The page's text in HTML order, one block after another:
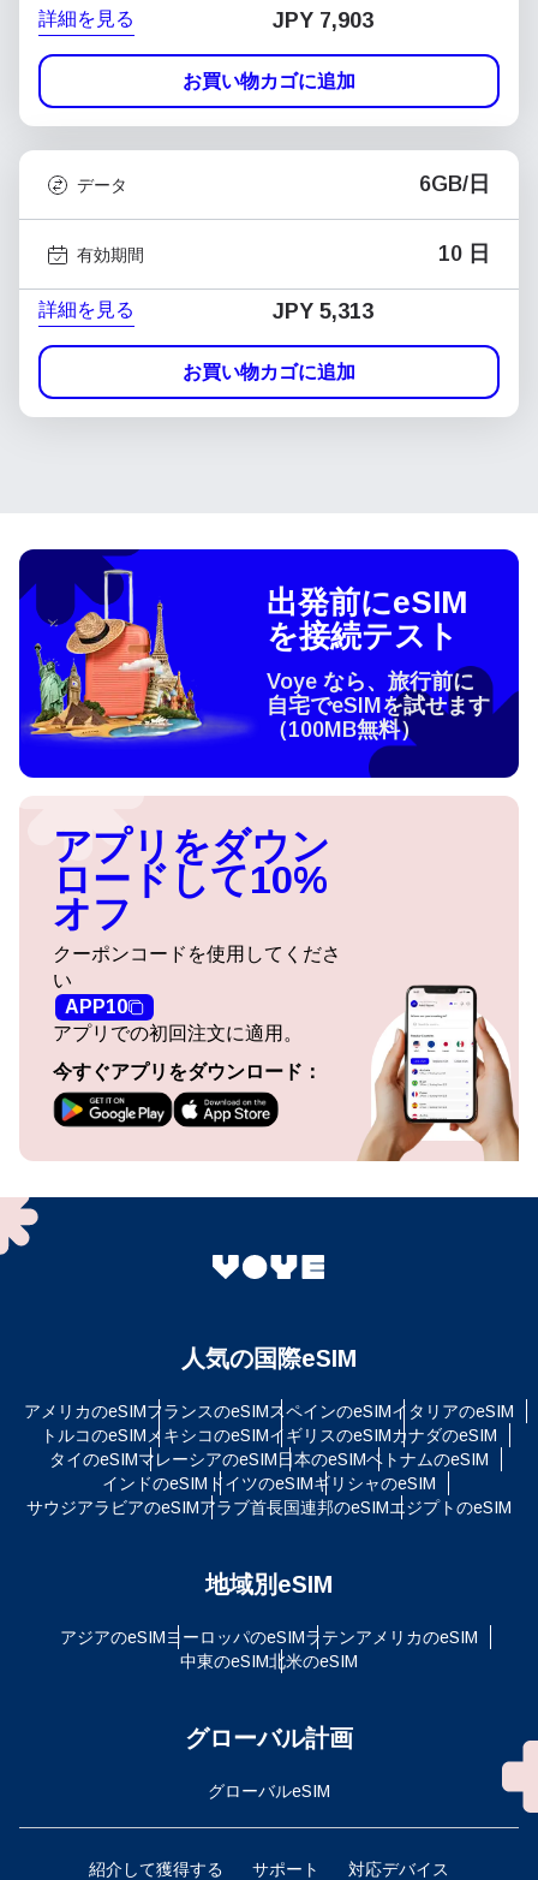
詳細を見る JPY 7,903
お買い物カゴに追加
データ 6GB/日
有効期間 10 日
詳細を見る JPY 5,313
お買い物カゴに追加
出発前にeSIM
を接続テスト
Voye なら、旅行前に
自宅でeSIMを試せます
（100MB無料）
アプリをダウン
ロードして10%
オフ
クーポンコードを使用してくださ
い
APP10
アプリでの初回注文に適用。
今すぐアプリをダウンロード：
人気の国際eSIM
アメリカのeSIMフランスのeSIMスペインのeSIMイタリアのeSIM
トルコのeSIM メキシコのeSIMイギリスのeSIMカナダのeSIM
タイのeSIMマレーシアのeSIM日本のeSIMベトナムのeSIM
インドのeSIM ドイツのeSIMギリシャのeSIM
サウジアラビアのeSIMアラブ首長国連邦のeSIMエジプトのeSIM
地域別eSIM
アジアのeSIMヨーロッパのeSIMラテンアメリカのeSIM
中東のeSIM北米のeSIM
グローバル計画
グローバルeSIM
紹介して獲得する サポート 対応デバイス